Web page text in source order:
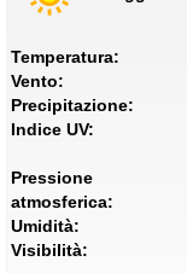
Temperatura:
Vento:
Precipitazione:
Indice UV:
Pressione
atmosferica:
Umidità:
Visibilità: